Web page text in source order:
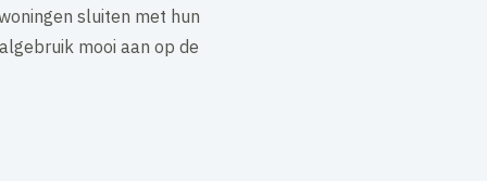
sluiten met hun
mooi aan op de